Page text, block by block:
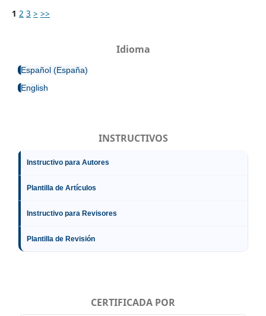
1 2 3 > >>
Idioma
Español (España)
English
INSTRUCTIVOS
Instructivo para Autores
Plantilla de Artículos
Instructivo para Revisores
Plantilla de Revisión
CERTIFICADA POR